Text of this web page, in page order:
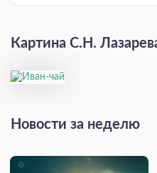
Картина С.Н.
Новости за неделю